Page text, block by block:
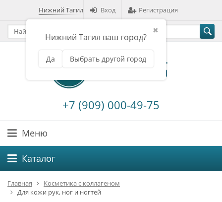
Нижний Тагил
✖
Нижний Тагил ваш город?
Да Выбрать другой город
Вход Регистрация
+7 (909) 000-49-75
Меню
Каталог
Главная
Косметика с коллагеном
Для кожи рук, ног и ногтей